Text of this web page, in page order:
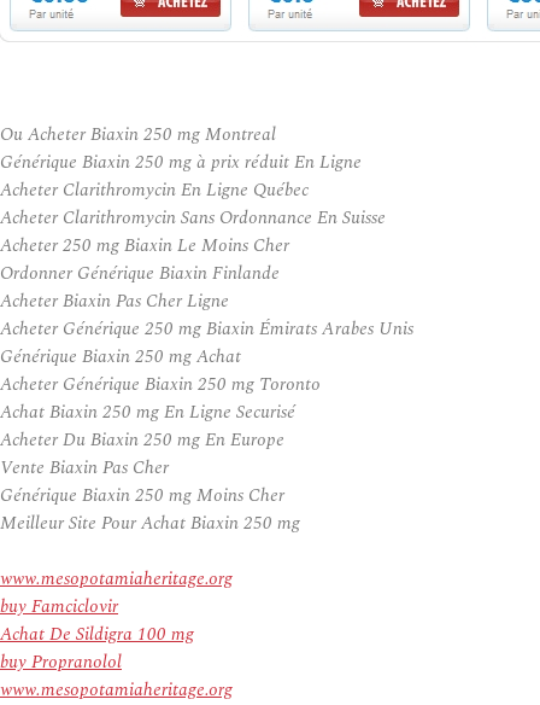
Ou Acheter Biaxin 250 mg Montreal
Générique Biaxin 250 mg à prix réduit En Ligne
Acheter Clarithromycin En Ligne Québec
Acheter Clarithromycin Sans Ordonnance En Suisse
Acheter 250 mg Biaxin Le Moins Cher
Ordonner Générique Biaxin Finlande
Acheter Biaxin Pas Cher Ligne
Acheter Générique 250 mg Biaxin Émirats Arabes Unis
Générique Biaxin 250 mg Achat
Acheter Générique Biaxin 250 mg Toronto
Achat Biaxin 250 mg En Ligne Securisé
Acheter Du Biaxin 250 mg En Europe
Vente Biaxin Pas Cher
Générique Biaxin 250 mg Moins Cher
Meilleur Site Pour Achat Biaxin 250 mg
www.mesopotamiaheritage.org
buy Famciclovir
Achat De Sildigra 100 mg
buy Propranolol
www.mesopotamiaheritage.org